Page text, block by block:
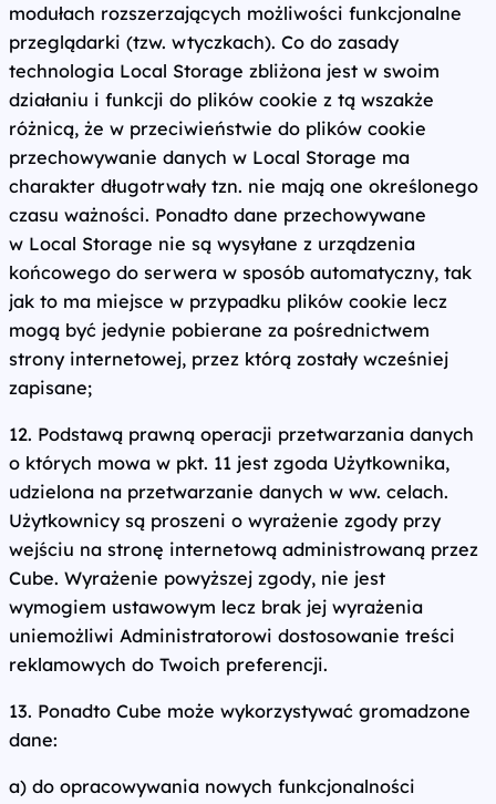
modułach rozszerzających możliwości funkcjonalne
przeglądarki (tzw. wtyczkach). Co do zasady
technologia Local Storage zbliżona jest w swoim
działaniu i funkcji do plików cookie z tą wszakże
różnicą, że w przeciwieństwie do plików cookie
przechowywanie danych w Local Storage ma
charakter długotrwały tzn. nie mają one określonego
czasu ważności. Ponadto dane przechowywane
w Local Storage nie są wysyłane z urządzenia
końcowego do serwera w sposób automatyczny, tak
jak to ma miejsce w przypadku plików cookie lecz
mogą być jedynie pobierane za pośrednictwem
strony internetowej, przez którą zostały wcześniej
zapisane;
12. Podstawą prawną operacji przetwarzania danych
o których mowa w pkt. 11 jest zgoda Użytkownika,
udzielona na przetwarzanie danych w ww. celach.
Użytkownicy są proszeni o wyrażenie zgody przy
wejściu na stronę internetową administrowaną przez
Cube. Wyrażenie powyższej zgody, nie jest
wymogiem ustawowym lecz brak jej wyrażenia
uniemożliwi Administratorowi dostosowanie treści
reklamowych do Twoich preferencji.
13. Ponadto Cube może wykorzystywać gromadzone
dane:
a) do opracowywania nowych funkcjonalności